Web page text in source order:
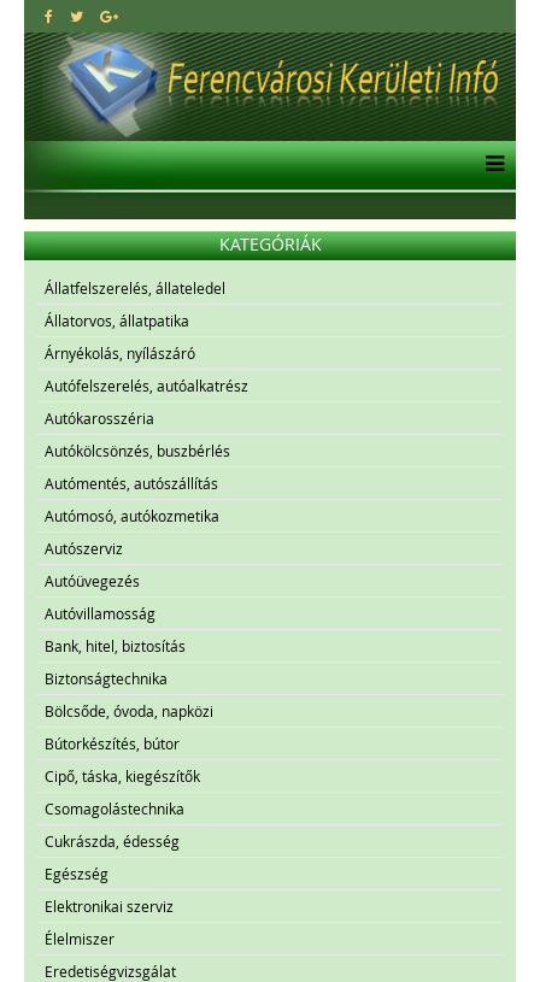
KATEGÓRIÁK
Állatfelszerelés, állateledel
Állatorvos, állatpatika
Árnyékolás, nyílászáró
Autófelszerelés, autóalkatrész
Autókarosszéria
Autókölcsönzés, buszbérlés
Autómentés, autószállítás
Autómosó, autókozmetika
Autószerviz
Autóüvegezés
Autóvillamosság
Bank, hitel, biztosítás
Biztonságtechnika
Bölcsőde, óvoda, napközi
Bútorkészítés, bútor
Cipő, táska, kiegészítők
Csomagolástechnika
Cukrászda, édesség
Egészség
Elektronikai szerviz
Élelmiszer
Eredetiségvizsgálat